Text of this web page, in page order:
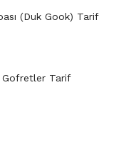
(Duk Gook) Tarif
Gofretler Tarif